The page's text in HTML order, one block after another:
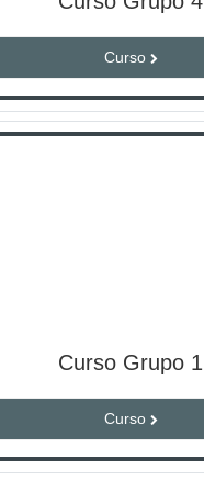
Curso
Curso Grupo 1
Curso